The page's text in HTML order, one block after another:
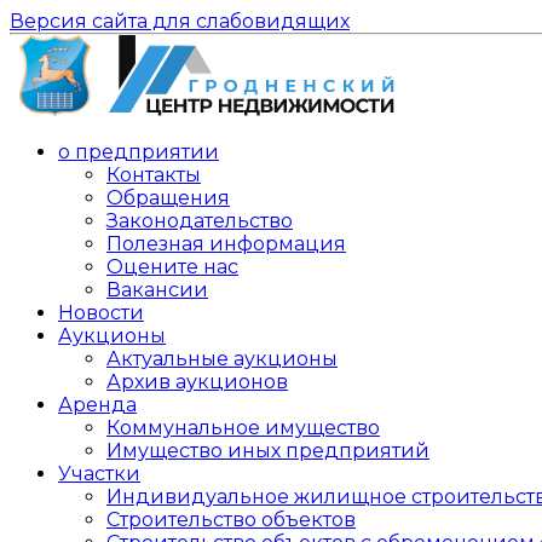
Версия сайта для слабовидящих
о предприятии
Контакты
Обращения
Законодательство
Полезная информация
Оцените нас
Вакансии
Новости
Аукционы
Актуальные аукционы
Архив аукционов
Аренда
Коммунальное имущество
Имущество иных предприятий
Участки
Индивидуальное жилищное
Строительство объектов